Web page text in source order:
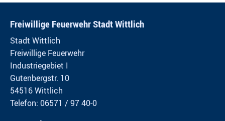
Freiwillige Feuerwehr Stadt Wittlich
Stadt Wittlich
Freiwillige Feuerwehr
Industriegebiet I
Gutenbergstr. 10
54516 Wittlich
Telefon: 06571 / 97 40-0